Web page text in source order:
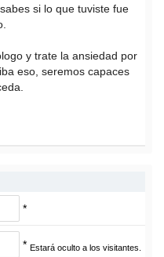
si lo que tuviste fue
y trate la ansiedad por
eso, seremos capaces
*
* Estará oculto a los visitantes.